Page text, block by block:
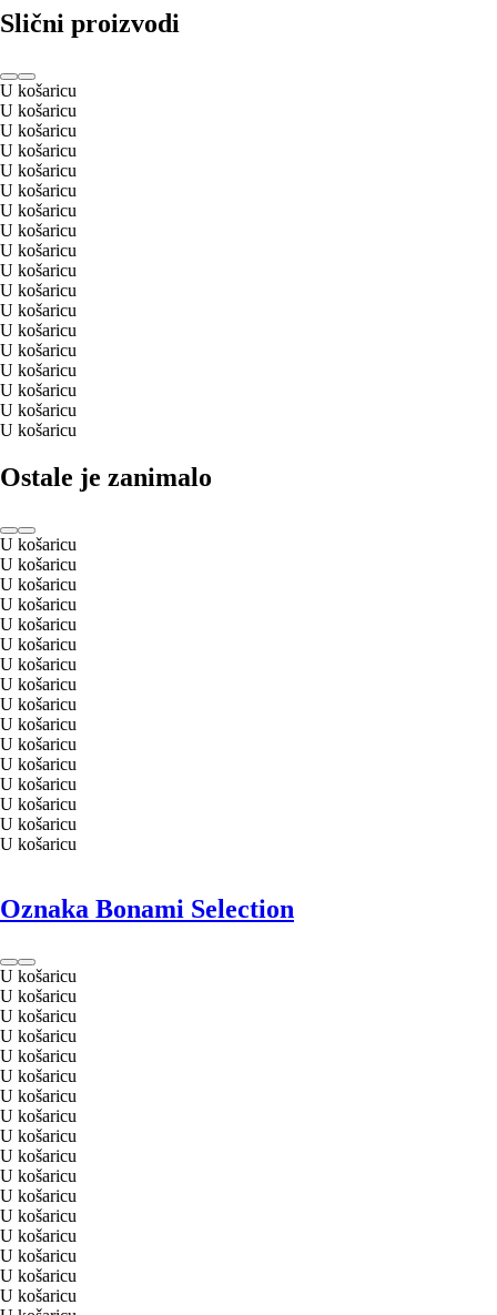
Slični proizvodi
U košaricu
U košaricu
U košaricu
U košaricu
U košaricu
U košaricu
U košaricu
U košaricu
U košaricu
U košaricu
U košaricu
U košaricu
U košaricu
U košaricu
U košaricu
U košaricu
U košaricu
U košaricu
Ostale je zanimalo
U košaricu
U košaricu
U košaricu
U košaricu
U košaricu
U košaricu
U košaricu
U košaricu
U košaricu
U košaricu
U košaricu
U košaricu
U košaricu
U košaricu
U košaricu
U košaricu
Oznaka Bonami Selection
U košaricu
U košaricu
U košaricu
U košaricu
U košaricu
U košaricu
U košaricu
U košaricu
U košaricu
U košaricu
U košaricu
U košaricu
U košaricu
U košaricu
U košaricu
U košaricu
U košaricu